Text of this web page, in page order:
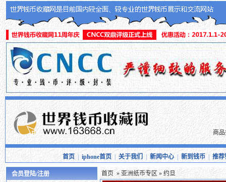
商
首页| iphone首页|关于我们 新闻中心| 新到钱币| 推荐
会员登陆/注册
首页»亚洲纸币专区» 约旦